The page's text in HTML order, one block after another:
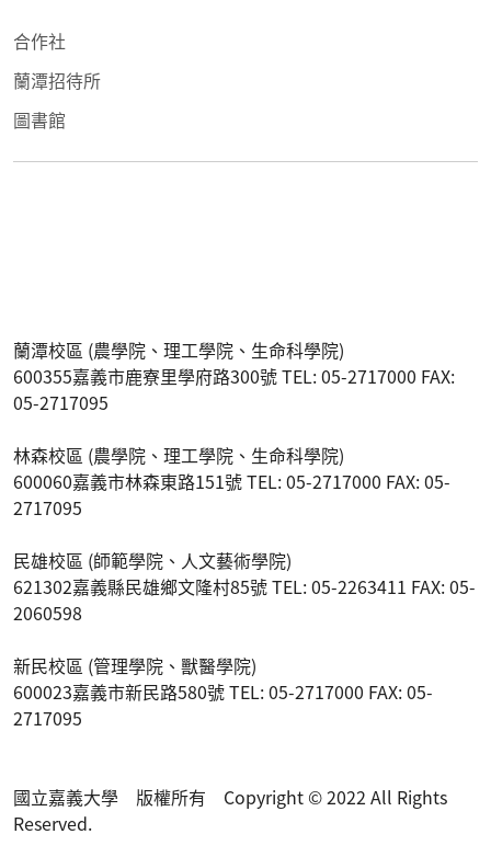
合作社
蘭潭招待所
圖書館
蘭潭校區 (農學院、理工學院、生命科學院)
600355嘉義市鹿寮里學府路300號 TEL: 05-2717000 FAX:
05-2717095
林森校區 (農學院、理工學院、生命科學院)
600060嘉義市林森東路151號 TEL: 05-2717000 FAX: 05-
2717095
民雄校區 (師範學院、人文藝術學院)
621302嘉義縣民雄鄉文隆村85號 TEL: 05-2263411 FAX: 05-
2060598
新民校區 (管理學院、獸醫學院)
600023嘉義市新民路580號 TEL: 05-2717000 FAX: 05-
2717095
國立嘉義大學 版權所有 Copyright © 2022 All Rights
Reserved.